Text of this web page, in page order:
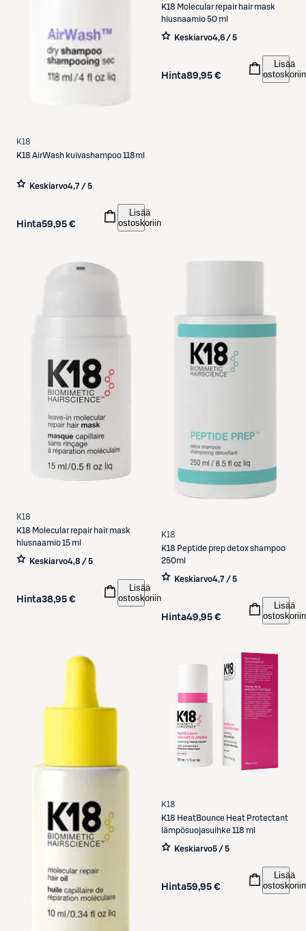
K18
K18 AirWash kuivashampoo 118ml
Keskiarvo4,7 / 5
Hinta59,95 €
Lisää
ostoskoriin
K18 Molecular repair hair mask
hiusnaamio 50 ml
Keskiarvo4,6 / 5
Hinta89,95 €
Lisää
ostoskoriin
K18
K18 Molecular repair hair mask
hiusnaamio 15 ml
Keskiarvo4,8 / 5
Hinta38,95 €
Lisää
ostoskoriin
K18
K18 Peptide prep detox shampoo
250ml
Keskiarvo4,7 / 5
Hinta49,95 €
Lisää
ostoskoriin
K18
K18 HeatBounce Heat Protectant
lämpösuojasuihke 118 ml
Keskiarvo5 / 5
Hinta59,95 €
Lisää
ostoskoriin